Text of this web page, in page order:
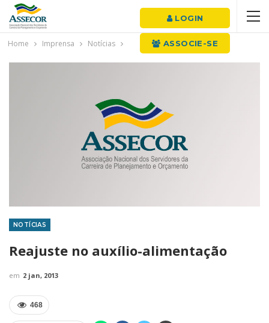
LOGIN
ASSOCIE-SE
Home Imprensa Notícias
NOTÍCIAS
Reajuste no auxílio-alimentação
em 2 jan, 2013
468